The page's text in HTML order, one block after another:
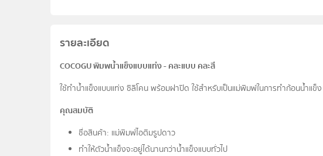
รายละเอียด
COCOGU พิมพน้ำแข็งแบบแท่ง - คละแบบ คละสี
ใช้ทำน้ำแข็งแบบแท่ง ซิลิโคน พร้อมฝาปิด ใช้สำหรับเป็นแม่พิมพ์ในการทำก้อนน้ำแข็
คุณสมบัติ
ชื่อสินค้า: แม่พิมพ์ไอติมรูปดาว
ทำให้ตัวน้ำแข็งจะอยู่ได้นานกว่าน้ำแข็งแบบทั่วไป